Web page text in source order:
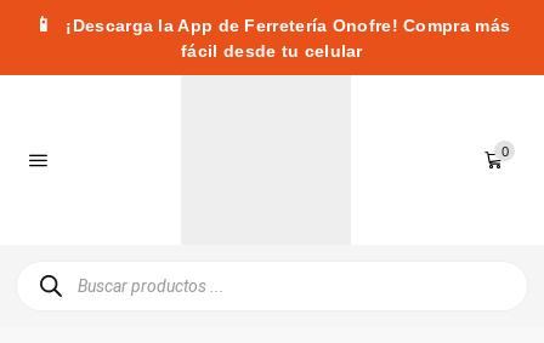
📱
¡Descarga la App de Ferretería Onofre! Compra más
fácil desde tu celular
0